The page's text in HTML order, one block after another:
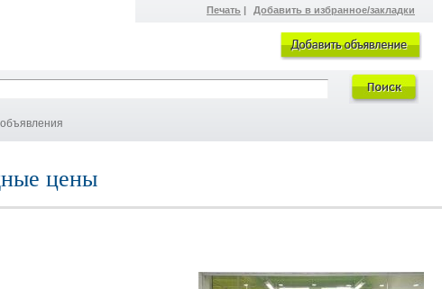
Печать | Добавить в избранное/закладки
цены